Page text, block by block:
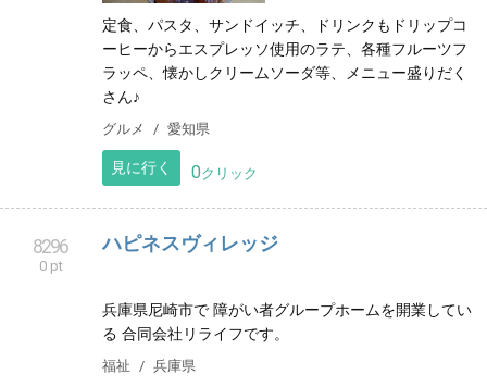
定食、パスタ、サンドイッチ、ドリンクもドリップコ
ーヒーからエスプレッソ使用のラテ、各種フルーツフ
ラッペ、懐かしクリームソーダ等、メニュー盛りだく
さん♪
グルメ 愛知県
見に行く 0クリック
8296
0 pt
ハピネスヴィレッジ